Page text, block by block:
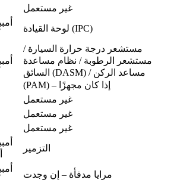
غير مستعمل
لوحة القيادة (IPC)
مستشعر درجة حرارة السيارة /
مستشعر الرطوبة / نظام مساعدة
السائق (DASM) / مساعد الركن
(PAM) – إذا كان مجهزًا
غير مستعمل
غير مستعمل
غير مستعمل
التزمير
مرايا مدفأة – إن وجدت